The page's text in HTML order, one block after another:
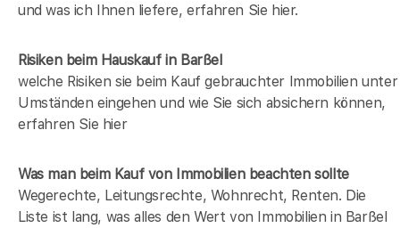
und was ich Ihnen liefere, erfahren Sie hier.
Risiken beim Hauskaufin Barßel
welche Risiken sie beim Kauf gebrauchter Immobilien unter
Umständen eingehen und wie Sie sich absichern können,
erfahren Sie hier
Was man beim Kauf von Immobilien beachten sollte
Wegerechte, Leitungsrechte, Wohnrecht, Renten. Die
Liste ist lang, was alles den Wert von Immobilien in Barßel